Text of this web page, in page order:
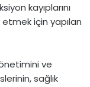
kayıplarını
için yapılan
ve
sağlık